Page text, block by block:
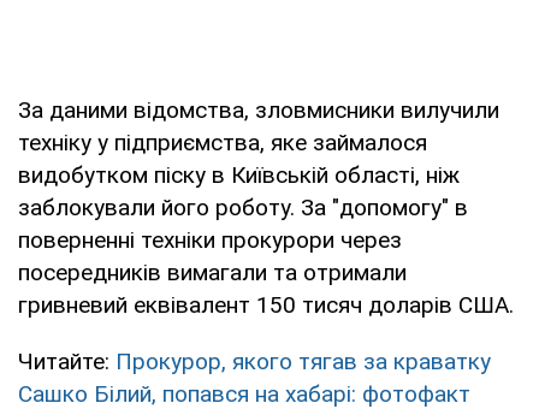
За даними відомства, зловмисники вилучили
техніку у підприємства, яке займалося
видобутком піску в Київській області, ніж
заблокували його роботу. За "допомогу" в
поверненні техніки прокурори через
посередників вимагали та отримали
гривневий еквівалент 150 тисяч доларів США.
Читайте: Прокурор, якого тягав за краватку
Сашко Білий, попався на хабарі: фотофакт